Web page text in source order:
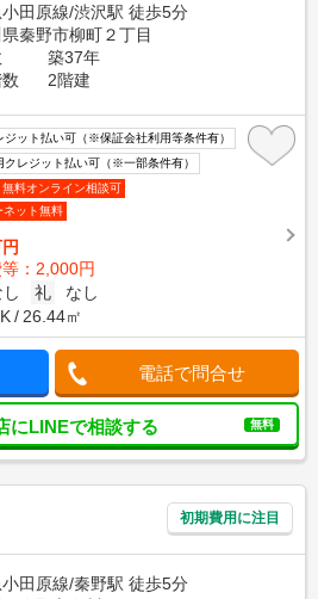
田原線/渋沢駅 徒歩5分
秦野市柳町２丁目
築37年
2階建
ジット払い可（※保証会社利用等条件有）
クレジット払い可（※一部条件有）
無料オンライン相談可
ネット無料
：2,000円
礼
なし
26.44㎡
電話で問合せ
にLINEで相談する 無料
初期費用に注目
田原線/秦野駅 徒歩5分